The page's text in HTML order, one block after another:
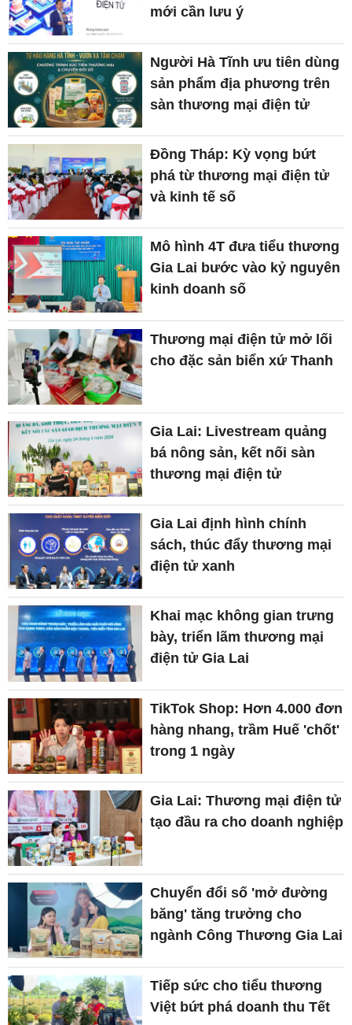
mới cần lưu ý
Người Hà Tĩnh ưu tiên dùng
sản phẩm địa phương trên
sàn thương mại điện tử
Đồng Tháp: Kỳ vọng bứt
phá từ thương mại điện tử
và kinh tế số
Mô hình 4T đưa tiểu thương
Gia Lai bước vào kỷ nguyên
kinh doanh số
Thương mại điện tử mở lối
cho đặc sản biển xứ Thanh
Gia Lai: Livestream quảng
bá nông sản, kết nối sàn
thương mại điện tử
Gia Lai định hình chính
sách, thúc đẩy thương mại
điện tử xanh
Khai mạc không gian trưng
bày, triển lãm thương mại
điện tử Gia Lai
TikTok Shop: Hơn 4.000 đơn
hàng nhang, trầm Huế 'chốt'
trong 1 ngày
Gia Lai: Thương mại điện tử
tạo đầu ra cho doanh nghiệp
Chuyển đổi số 'mở đường
băng' tăng trưởng cho
ngành Công Thương Gia Lai
Tiếp sức cho tiểu thương
Việt bứt phá doanh thu Tết